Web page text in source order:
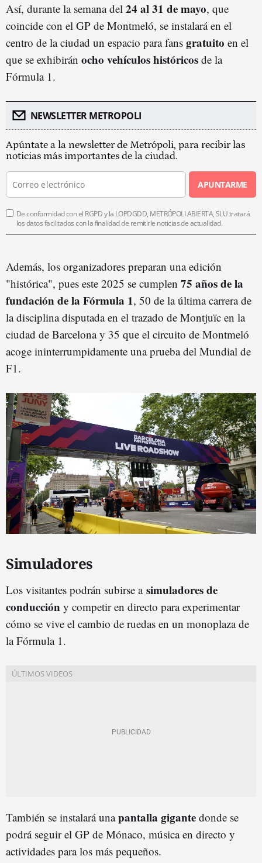
Así, durante la semana del 24 al 31 de mayo, que
coincide con el GP de Montmeló, se instalará en el
centro de la ciudad un espacio para fans gratuito en el
que se exhibirán ocho vehículos históricos de la
Fórmula 1.
NEWSLETTER METROPOLI
Apúntate a la newsletter de Metrópoli, para recibir las
noticias más importantes de la ciudad.
APUNTARME
De conformidad con el RGPD y la LOPDGDD, METRÓPOLI ABIERTA, SLU tratará
los datos facilitados con la finalidad de remitirle noticias de actualidad.
Además, los organizadores preparan una edición
"histórica", pues este 2025 se cumplen 75 años de la
fundación de la Fórmula 1, 50 de la última carrera de
la disciplina disputada en el trazado de Montjuïc en la
ciudad de Barcelona y 35 que el circuito de Montmeló
acoge ininterrumpidamente una prueba del Mundial de
F1.
Simuladores
Los visitantes podrán subirse a simuladores de
conducción y competir en directo para experimentar
cómo se vive el cambio de ruedas en un monoplaza de
la Fórmula 1.
También se instalará unapantalla gigante donde se
podrá seguir el GP de Mónaco, música en directo y
actividades para los más pequeños.